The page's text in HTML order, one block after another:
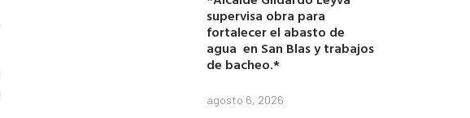
supervisa obra para
fortalecer el abasto de
agua en San Blas y trabajos
de bacheo.*
agosto 6, 2026